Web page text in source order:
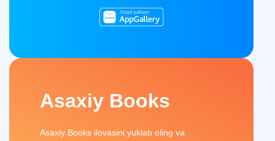
Asaxiy Books
Asaxiy Books ilovasini yuklab oling va